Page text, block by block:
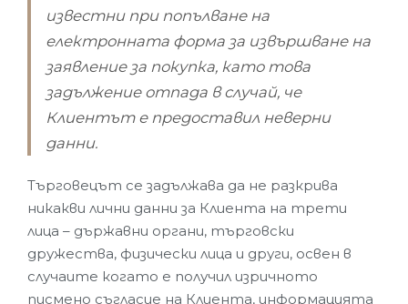
известни при попълване на
електронната форма за извършване на
заявление за покупка, като това
задължение отпада в случай, че
Клиентът е предоставил неверни
данни.
Търговецът се задължава да не разкрива
никакви лични данни за Клиента на трети
лица – държавни органи, търговски
дружества, физически лица и други, освен в
случаите когато е получил изричното
писмено съгласие на Клиента, информацията